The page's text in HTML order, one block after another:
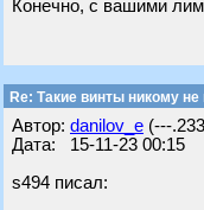
Конечно, с вашими
Re: Такие винты никому
Автор: danilov_e (---
Дата: 15-11-23 00:15
s494 писал: